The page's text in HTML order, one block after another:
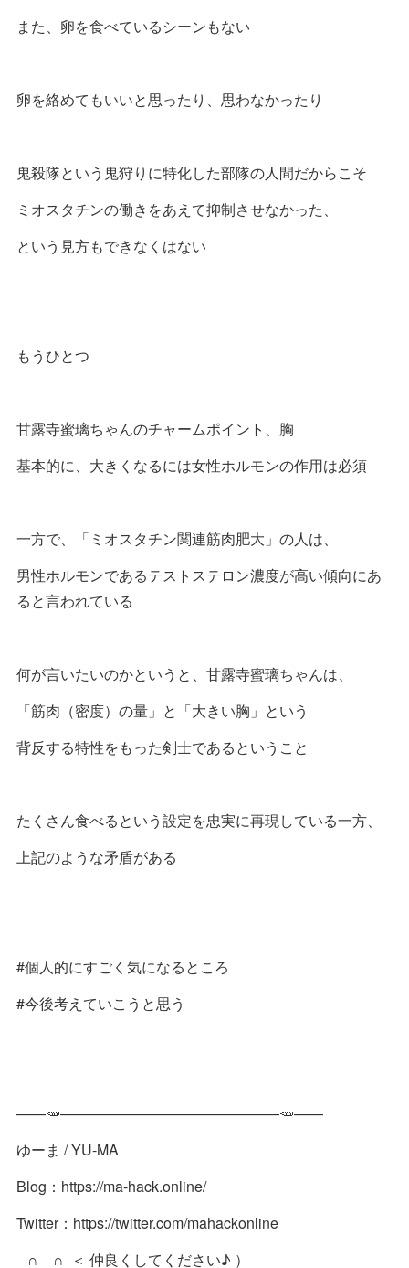
また、卵を食べているシーンもない
卵を絡めてもいいと思ったり、思わなかったり
鬼殺隊という鬼狩りに特化した部隊の人間だからこそ
ミオスタチンの働きをあえて抑制させなかった、
という見方もできなくはない
もうひとつ
甘露寺蜜璃ちゃんのチャームポイント、胸
基本的に、大きくなるには女性ホルモンの作用は必須
一方で、「ミオスタチン関連筋肉肥大」の人は、
男性ホルモンであるテストステロン濃度が高い傾向にあ
ると言われている
何が言いたいのかというと、甘露寺蜜璃ちゃんは、
「筋肉（密度）の量」と「大きい胸」という
背反する特性をもった剣士であるということ
たくさん食べるという設定を忠実に再現している一方、
上記のような矛盾がある
#個人的にすごく気になるところ
#今後考えていこうと思う
——🥕———————————————🥕——
ゆーま / YU-MA
Blog：https://ma-hack.online/
Twitter：https://twitter.com/mahackonline
∩ ∩ ＜ 仲良くしてください♪ ）